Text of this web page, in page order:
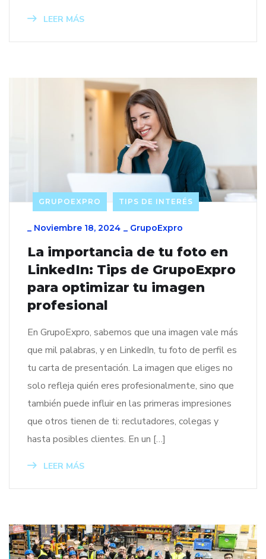
LEER MÁS
GRUPOEXPRO TIPS DE INTERÉS
_ Noviembre 18, 2024 _ GrupoExpro
La importancia de tu foto en
LinkedIn: Tips de GrupoExpro
para optimizar tu imagen
profesional
En GrupoExpro, sabemos que una imagen vale más
que mil palabras, y en LinkedIn, tu foto de perfil es
tu carta de presentación. La imagen que eliges no
solo refleja quién eres profesionalmente, sino que
también puede influir en las primeras impresiones
que otros tienen de ti: reclutadores, colegas y
hasta posibles clientes. En un […]
LEER MÁS